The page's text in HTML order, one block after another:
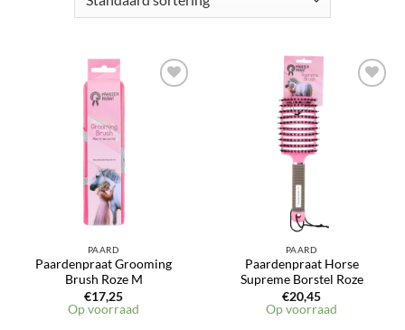
PAARD
Paardenpraat Grooming
Brush Roze M
€17,25
Op voorraad
PAARD
Paardenpraat Horse
Supreme Borstel Roze
€20,45
Op voorraad